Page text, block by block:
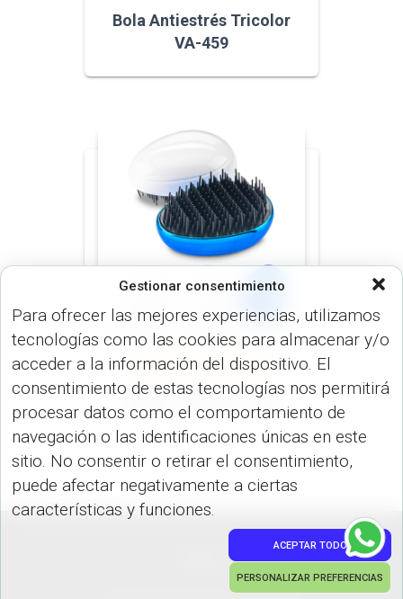
Gestionar consentimiento
Para ofrecer las mejores experiencias, utilizamos
tecnologías como las cookies para almacenar y/o
acceder a la información del dispositivo. El
consentimiento de estas tecnologías nos permitirá
procesar datos como el comportamiento de
navegación o las identificaciones únicas en este
sitio. No consentir o retirar el consentimiento,
puede afectar negativamente a ciertas
características y funciones.
ACEPTAR TODO
PERSONALIZAR PREFERENCIAS
Bola Antiestrés Tricolor
VA-459
VARIEDADES (VARIEDADES)
VARIOS (USO PERSONAL)
Cepillo Tangle CP-220